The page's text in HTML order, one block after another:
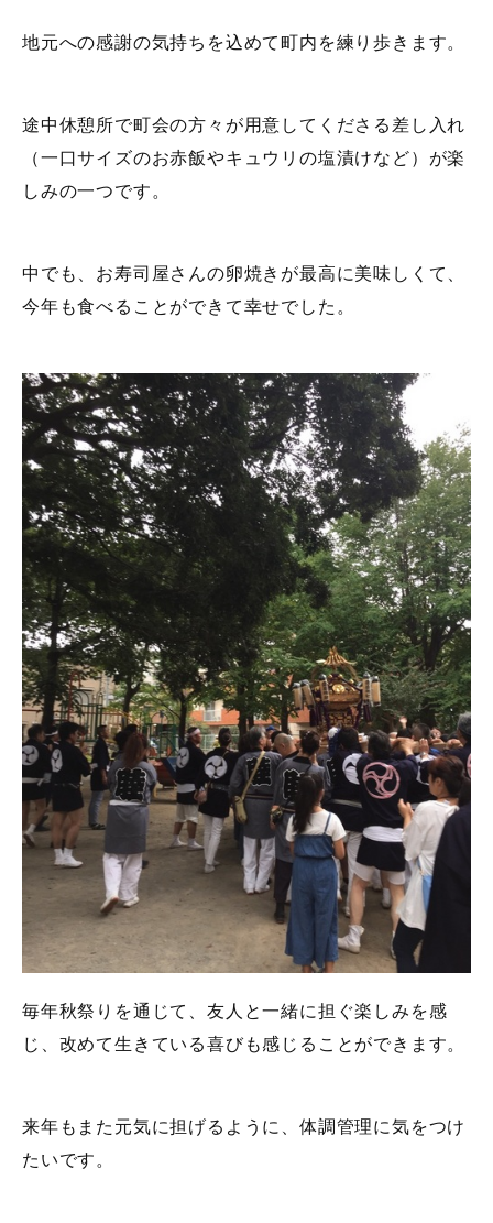
地元への感謝の気持ちを込めて町内を練り歩きます。
途中休憩所で町会の方々が用意してくださる差し入れ
（一口サイズのお赤飯やキュウリの塩漬けなど）が楽
しみの一つです。
中でも、お寿司屋さんの卵焼きが最高に美味しくて、
今年も食べることができて幸せでした。
毎年秋祭りを通じて、友人と一緒に担ぐ楽しみを感
じ、改めて生きている喜びも感じることができます。
来年もまた元気に担げるように、体調管理に気をつけ
たいです。